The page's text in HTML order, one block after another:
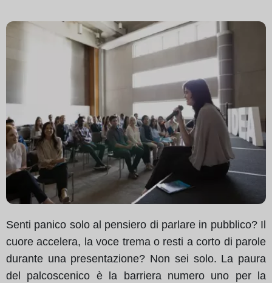
Senti panico solo al pensiero di parlare in pubblico? Il
cuore accelera, la voce trema o resti a corto di parole
durante una presentazione? Non sei solo. La paura
del palcoscenico è la barriera numero uno per la